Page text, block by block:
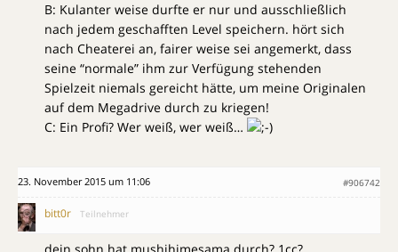
B: Kulanter weise durfte er nur und ausschließlich
nach jedem geschafften Level speichern. hört sich
nach Cheaterei an, fairer weise sei angemerkt, dass
seine “normale” ihm zur Verfügung stehenden
Spielzeit niemals gereicht hätte, um meine Originalen
auf dem Megadrive durch zu kriegen!
C: Ein Profi? Wer weiß, wer weiß…
23. November 2015 um 11:06 #906742
bitt0r Teilnehmer